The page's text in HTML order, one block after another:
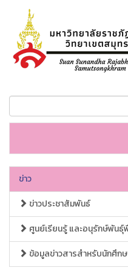
ข่าว
ข่าวประชาสัมพันธ์
ศูนย์เรียนรู้ และอนุรักษ์พันธุ์
ข้อมูลข่าวสารสำหรับนักศึก